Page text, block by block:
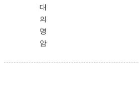
대
의
명
암